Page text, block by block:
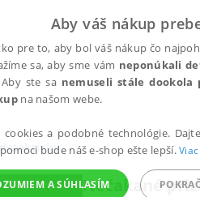
Nečakané
Aby váš nákup
pre to, aby bol váš nákup čo
sa, aby sme vám neponúkali
ste sa nemuseli stále dookola
na našom webe.
cookies a podobné technológie.
bude náš e-shop ešte lepší.
A SÚHLASÍM